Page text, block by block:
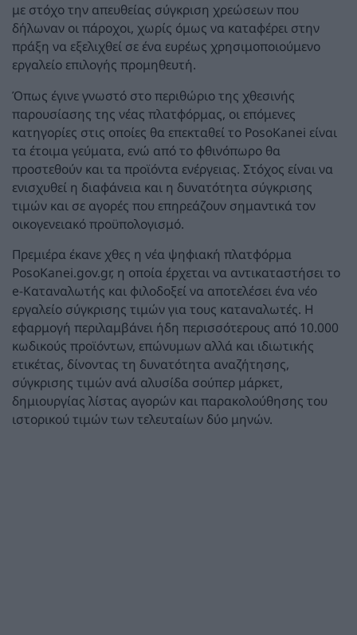
με στόχο την απευθείας σύγκριση χρεώσεων που
δήλωναν οι πάροχοι, χωρίς όμως να καταφέρει στην
πράξη να εξελιχθεί σε ένα ευρέως χρησιμοποιούμενο
εργαλείο επιλογής προμηθευτή.
Όπως έγινε γνωστό στο περιθώριο της χθεσινής
παρουσίασης της νέας πλατφόρμας, οι επόμενες
κατηγορίες στις οποίες θα επεκταθεί το PosoKanei είναι
τα έτοιμα γεύματα, ενώ από το φθινόπωρο θα
προστεθούν και τα προϊόντα ενέργειας. Στόχος είναι να
ενισχυθεί η διαφάνεια και η δυνατότητα σύγκρισης
τιμών και σε αγορές που επηρεάζουν σημαντικά τον
οικογενειακό προϋπολογισμό.
Πρεμιέρα έκανε χθες η νέα ψηφιακή πλατφόρμα
PosoKanei.gov.gr, η οποία έρχεται να αντικαταστήσει το
e-Καταναλωτής και φιλοδοξεί να αποτελέσει ένα νέο
εργαλείο σύγκρισης τιμών για τους καταναλωτές. Η
εφαρμογή περιλαμβάνει ήδη περισσότερους από 10.000
κωδικούς προϊόντων, επώνυμων αλλά και ιδιωτικής
ετικέτας, δίνοντας τη δυνατότητα αναζήτησης,
σύγκρισης τιμών ανά αλυσίδα σούπερ μάρκετ,
δημιουργίας λίστας αγορών και παρακολούθησης του
ιστορικού τιμών των τελευταίων δύο μηνών.